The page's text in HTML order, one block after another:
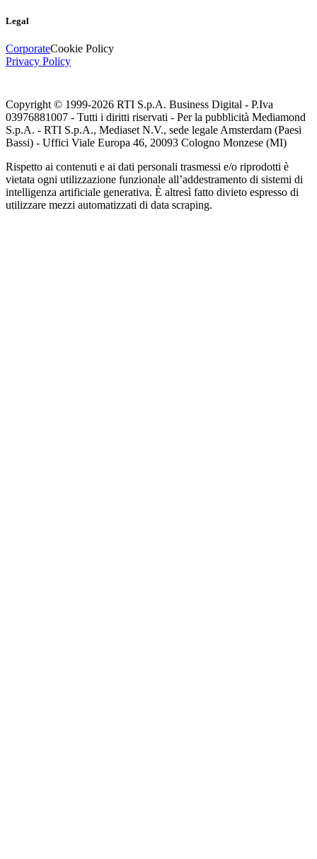
Legal
CorporateCookie Policy
Privacy Policy
Copyright © 1999-2026 RTI S.p.A. Business Digital - P.Iva
03976881007 - Tutti i diritti riservati - Per la pubblicità Mediamond
S.p.A. - RTI S.p.A., Mediaset N.V., sede legale Amsterdam (Paesi
Bassi) - Uffici Viale Europa 46, 20093 Cologno Monzese (MI)
Rispetto ai contenuti e ai dati personali trasmessi e/o riprodotti è
vietata ogni utilizzazione funzionale all’addestramento di sistemi di
intelligenza artificiale generativa. È altresì fatto divieto espresso di
utilizzare mezzi automatizzati di data scraping.